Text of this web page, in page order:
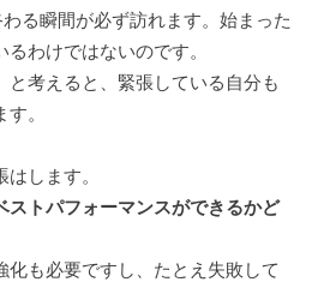
る瞬間が必ず訪れます。始まった
わけではないのです。
と考えると、緊張している自分も
。
します。
ストパフォーマンスができるかど
化も必要ですし、たとえ失敗して